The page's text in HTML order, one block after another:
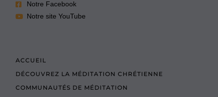
Notre Facebook
Notre site YouTube
ACCUEIL
DÉCOUVREZ LA MÉDITATION CHRÉTIENNE
COMMUNAUTÉS DE MÉDITATION